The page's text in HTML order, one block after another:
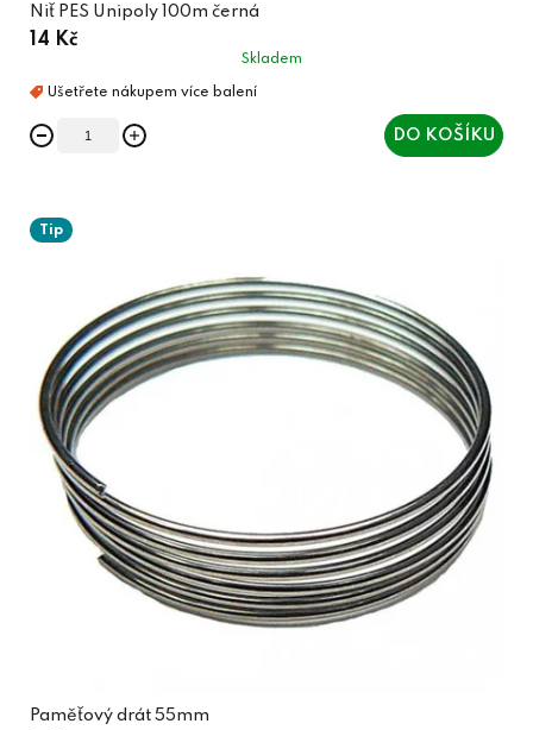
Niť PES Unipoly 100m černá
14 Kč
Skladem
DO KOŠÍKU
Tip
Paměťový drát 55mm